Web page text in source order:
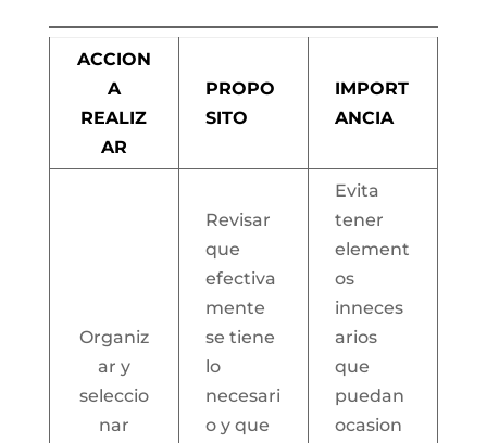
ACCION
A
REALIZ
AR
PROPO
SITO
IMPORT
ANCIA
Organiz
ar y
seleccio
nar
Revisar
que
efectiva
mente
se tiene
lo
necesari
o y que
Evita
tener
element
os
inneces
arios
que
puedan
ocasion